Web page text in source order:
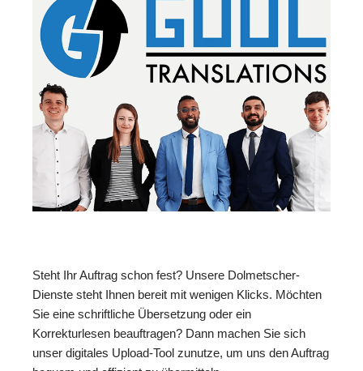
Steht Ihr Auftrag schon fest? Unsere Dolmetscher-
Dienste steht Ihnen bereit mit wenigen Klicks. Möchten
Sie eine schriftliche Übersetzung oder ein
Korrekturlesen beauftragen? Dann machen Sie sich
unser digitales Upload-Tool zunutze, um uns den Auftrag